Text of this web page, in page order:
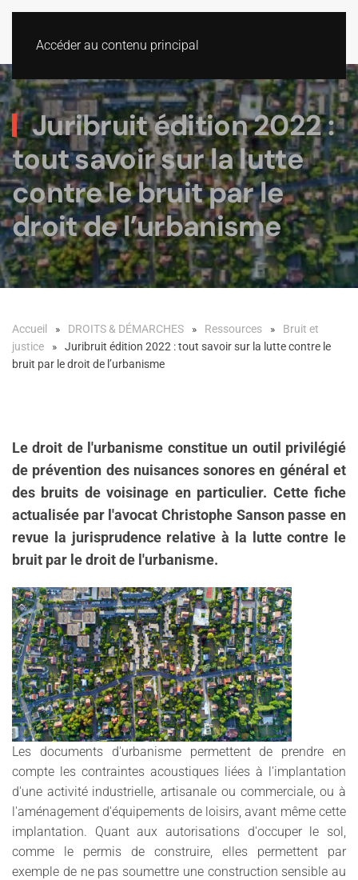
Accéder au contenu principal
Juribruit édition 2022 :
tout savoir sur la lutte
contre le bruit par le
droit de l’urbanisme
Accueil DROITS & DÉMARCHES Ressources
Bruit et
justice
Juribruit édition 2022 : tout savoir sur la lutte contre le
bruit par le droit de l’urbanisme
Le droit de l'urbanisme constitue un outil privilégié
de prévention des nuisances sonores en général et
des bruits de voisinage en particulier. Cette fiche
actualisée par l'avocat Christophe Sanson passe en
revue la jurisprudence relative à la lutte contre le
bruit par le droit de l'urbanisme.
Les documents d'urbanisme permettent de prendre en
compte les contraintes acoustiques liées à l'implantation
d'une activité industrielle, artisanale ou commerciale, ou à
l'aménagement d'équipements de loisirs, avant même cette
implantation. Quant aux autorisations d'occuper le sol,
comme le permis de construire, elles permettent par
exemple de ne pas soumettre une construction sensible au